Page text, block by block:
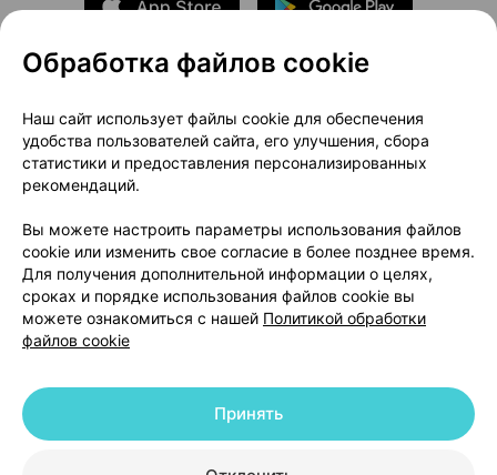
О проекте
Новости проекта
Размещение рекламы
Медицинский маркетинг
Публичный договор
Доставка
Способы оплаты
Вакансии
Партнеры
Написать руководителю 103.by
Написать в поддержку
Персональные настройки Cookie
© 2026 ООО «Артокс Лаб», УНП 191700409 | 220012, Республика Беларусь,
+375 291212755
Обработка файлов cookie
Наш сайт использует файлы cookie для обеспечения
удобства пользователей сайта, его улучшения, сбора
статистики и предоставления персонализированных
рекомендаций.
Вы можете настроить параметры использования файлов
cookie или изменить свое согласие в более позднее время.
Для получения дополнительной информации о целях,
сроках и порядке использования файлов cookie вы
можете ознакомиться с нашей Политикой обработки
файлов cookie
Принять